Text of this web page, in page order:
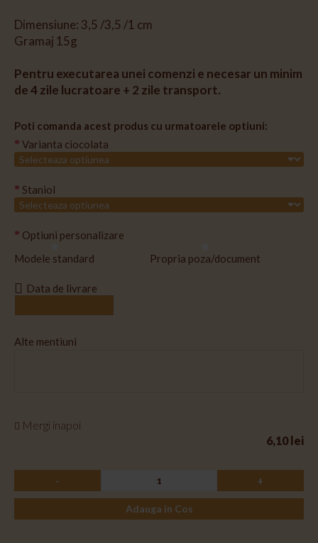
Dimensiune: 3,5 /3,5 /1 cm
Gramaj 15g
Pentru executarea unei comenzi e necesar un minim
de 4 zile lucratoare + 2 zile transport.
Poti comanda acest produs cu urmatoarele optiuni:
Varianta ciocolata
Staniol
Optiuni personalizare
Modele standard
Propria poza/document
Data de livrare
Alte mentiuni
Mergi inapoi
6,10 lei
- +
Adauga in Cos